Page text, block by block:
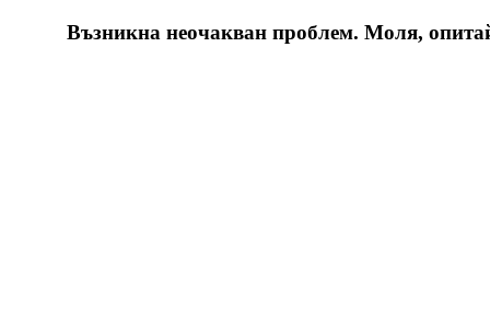
Възникна неочакван проблем. Моля,